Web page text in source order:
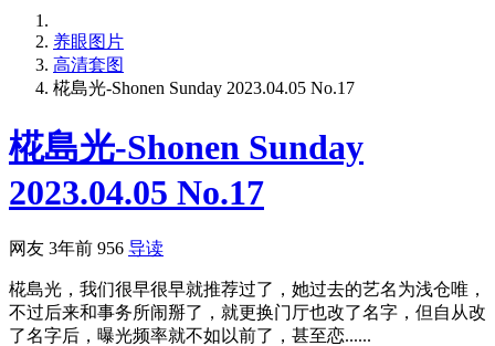
养眼图片
高清套图
椛島光-Shonen Sunday 2023.04.05 No.17
椛島光-Shonen Sunday
2023.04.05 No.17
网友 3年前 956 导读
椛島光，我们很早很早就推荐过了，她过去的艺名为浅仓唯，
不过后来和事务所闹掰了，就更换门厅也改了名字，但自从改
了名字后，曝光频率就不如以前了，甚至恋......